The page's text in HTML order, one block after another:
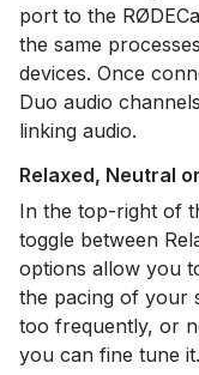
port to the
the same
devices. Once
Duo audio
linking audio.
Relaxed, Neutral
In the top-right of
toggle between
options allow you
the pacing of your
too frequently, or
you can fine tune it.